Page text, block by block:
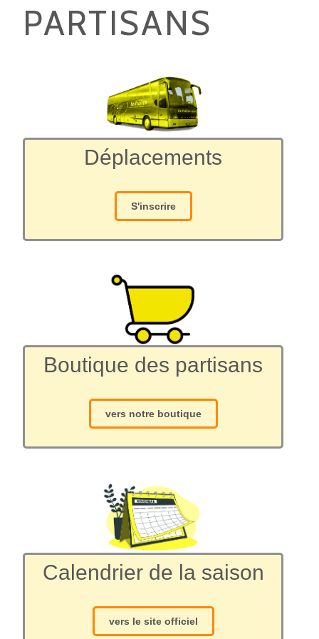
PARTISANS
Déplacements
S'inscrire
Boutique des partisans
vers notre boutique
Calendrier de la saison
vers le site officiel